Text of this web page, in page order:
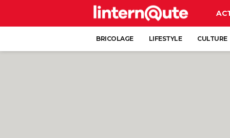
BRICOLAGE LIFESTYLE CULTURE